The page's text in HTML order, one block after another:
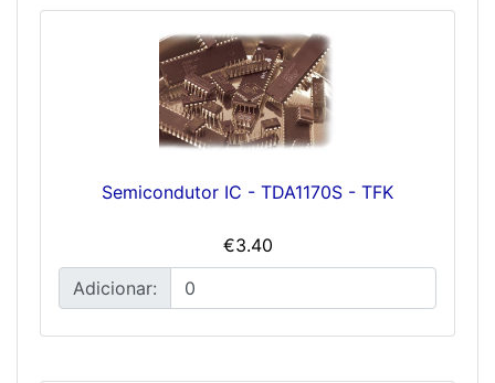
Semicondutor IC - TDA1170S - TFK
€3.40
Adicionar: